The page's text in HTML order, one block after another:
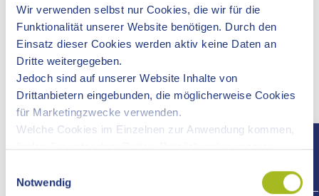
Wir verwenden selbst nur Cookies, die wir für die
Funktionalität unserer Website benötigen. Durch den
Einsatz dieser Cookies werden aktiv keine Daten an
Dritte weitergegeben.
Jedoch sind auf unserer Website Inhalte von
Drittanbietern eingebunden, die möglicherweise Cookies
für Marketingzwecke verwenden.
Welche Cookies im Einzelnen zur Anwendung kommen,
finden Sie unter dem Reiter „Details“ und in unserer
Notwendig
Durchführung der gesundheitlichen Beratung:
Bei Personen ab 21 Jahren: mindestens alle 12 Monate
Bei Personen unter 21 Jahren: mindestens alle 6 Monate
2. Schritt:
Anmeldung mit Informations- und Beratungsgespräch (§ 7
ProstSchG)
Stuttgarter Straße 41